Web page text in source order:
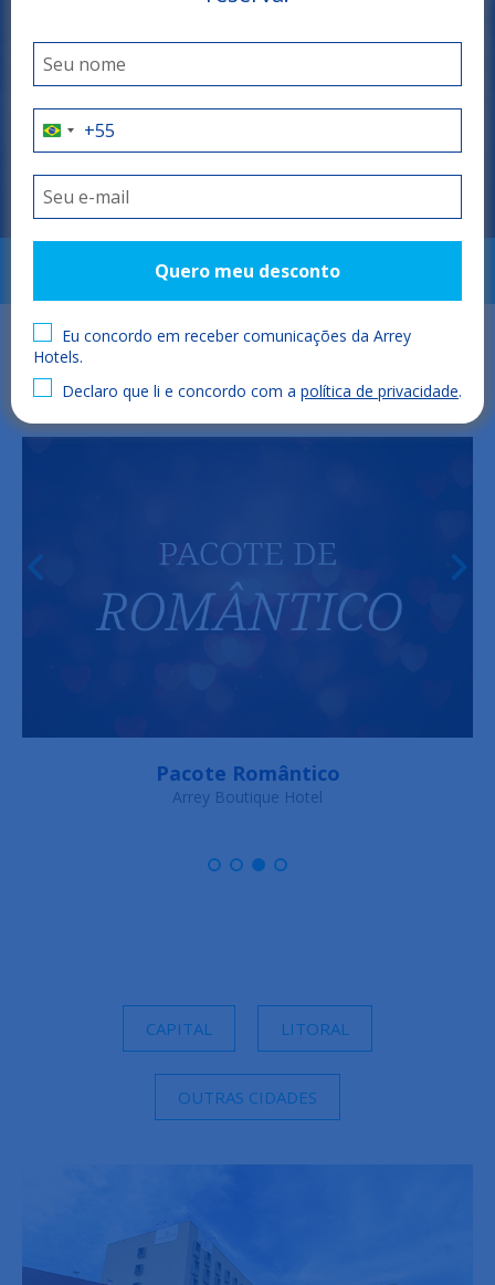
Quero meu desconto
Eu concordo em receber comunicações da Arrey
Hotels.
Declaro que li e concordo com a política de privacidade.
RESERVAR
LUÍS CORREIA - PIAUÍ
O litoral do Piauí
como você nunca
viu
Pacote Romântico
Arrey Gran Hotel
CAPITAL LITORAL
OUTRAS CIDADES